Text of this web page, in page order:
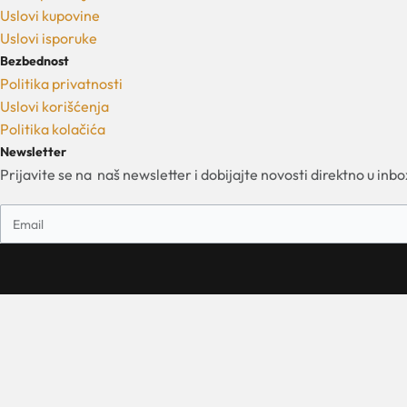
Uslovi kupovine
Uslovi isporuke
Bezbednost
Politika privatnosti
Uslovi korišćenja
Politika kolačića
Newsletter
Prijavite se na naš newsletter i dobijajte novosti direktno u